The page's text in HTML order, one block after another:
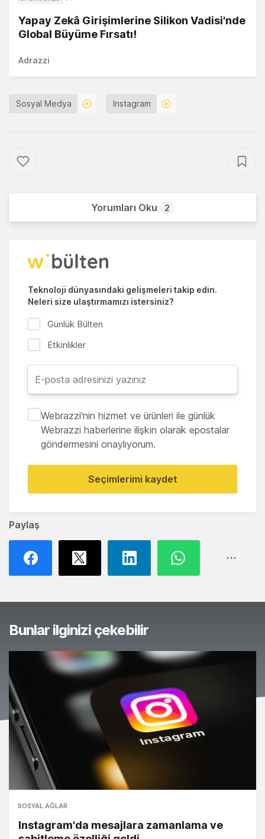
Paylaş
Yapay Zekâ Girişimlerine Silikon Vadisi'nde
Global Büyüme Fırsatı!
Adrazzi
Sosyal Medya Instagram
Yorumları Oku 2
Teknoloji dünyasındaki gelişmeleri takip edin.
Neleri size ulaştırmamızı istersiniz?
Günlük Bülten
Etkinlikler
Webrazzi'nin hizmet ve ürünleri ile günlük
Webrazzi haberlerine ilişkin olarak epostalar
göndermesini onaylıyorum.
Seçimlerimi kaydet
Bunlar ilginizi çekebilir
SOSYAL AĞLAR
Instagram'da mesajlara zamanlama ve